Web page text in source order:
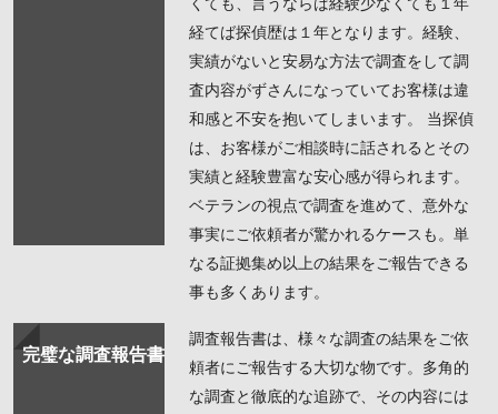
経てば探偵歴は１年となります。経験、
実績がないと安易な方法で調査をして調
査内容がずさんになっていてお客様は違
和感と不安を抱いてしまいます。 当探偵
は、お客様がご相談時に話されるとその
実績と経験豊富な安心感が得られます。
ベテランの視点で調査を進めて、意外な
事実にご依頼者が驚かれるケースも。単
なる証拠集め以上の結果をご報告できる
事も多くあります。
完璧な調査報告書
調査報告書は、様々な調査の結果をご依
頼者にご報告する大切な物です。多角的
な調査と徹底的な追跡で、その内容には